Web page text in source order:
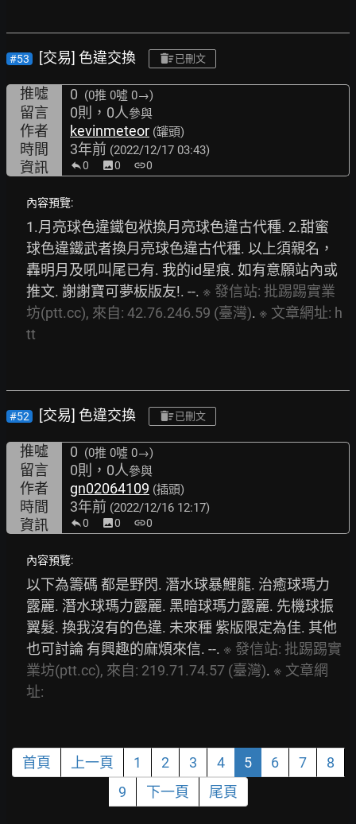
#53 [交易] 色違交換 已刪文
推噓 0 (0推 0噓 0→)
留言 0則，0人參與
作者 kevinmeteor (罐頭)
時間 3年前 (2022/12/17 03:43)
資訊 0 image0 link0
內容預覽:
1.月亮球色違鐵包袱換月亮球色違古代種. 2.甜蜜
球色違鐵武者換月亮球色違古代種. 以上須親名，
轟明月及吼叫尾已有. 我的id星痕. 如有意願站內或
推文. 謝謝寶可夢板版友!. --. ※ 發信站: 批踢踢實業
坊(ptt.cc), 來自: 42.76.246.59 (臺灣). ※ 文章網址: h
tt
#52 [交易] 色違交換 已刪文
推噓 0 (0推 0噓 0→)
留言 0則，0人參與
作者 gn02064109 (插頭)
時間 3年前 (2022/12/16 12:17)
資訊 0 image0 link0
內容預覽:
以下為籌碼 都是野閃. 潛水球暴鯉龍. 治癒球瑪力
露麗. 潛水球瑪力露麗. 黑暗球瑪力露麗. 先機球振
翼髮. 換我沒有的色違. 未來種 紫版限定為佳. 其他
也可討論 有興趣的麻煩來信. --. ※ 發信站: 批踢踢實
業坊(ptt.cc), 來自: 219.71.74.57 (臺灣). ※ 文章網
址:
首頁 上一頁 1 2 3 4 5 6 7
8
9
下一頁 尾頁